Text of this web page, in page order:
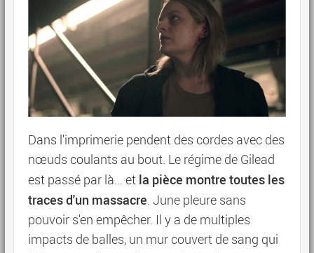
Dans l'imprimerie pendent des cordes avec des
nœuds coulants au bout. Le régime de Gilead
est passé par là... et la pièce montre toutes les
traces d'un massacre. June pleure sans
pouvoir s'en empêcher. Il y a de multiples
impacts de balles, un mur couvert de sang qui